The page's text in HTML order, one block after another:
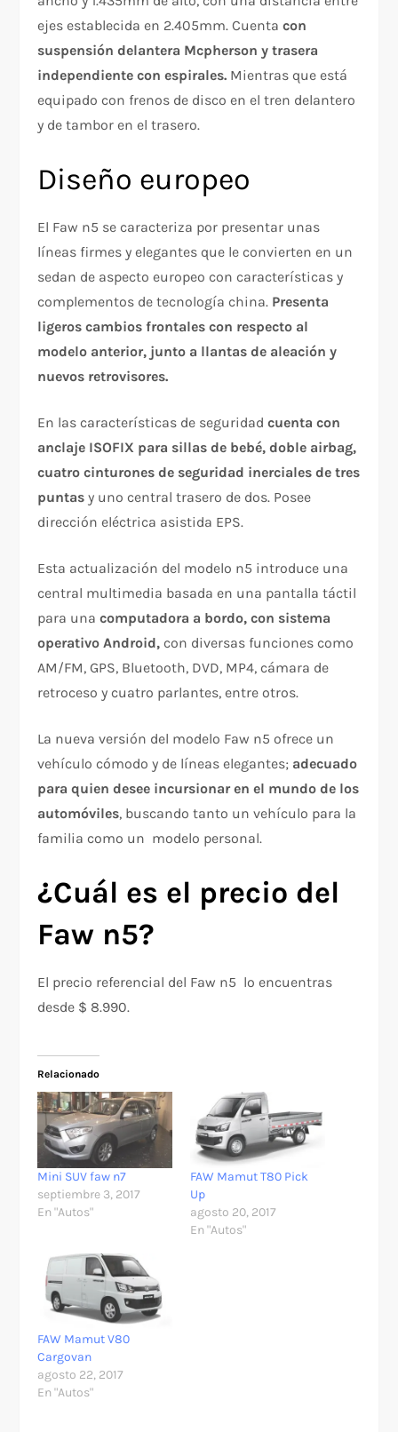
ejes establecida en 2.405mm. Cuentacon
suspensión delantera Mcpherson y trasera
independiente con espirales. Mientras que está
equipado con frenos de disco en el tren delantero
y de tambor en el trasero.
Diseño europeo
El Faw n5 se caracteriza por presentar unas
líneas firmes y elegantes que le convierten en un
sedan de aspecto europeo con características y
complementos de tecnología china. Presenta
ligeros cambios frontales con respecto al
modelo anterior, junto a llantas de aleación y
nuevos retrovisores.
En las características de seguridadcuenta con
anclaje ISOFIX para sillas de bebé, doble airbag,
cuatro cinturones de seguridad inerciales de tres
puntas y uno central trasero de dos. Posee
dirección eléctrica asistida EPS.
Esta actualización del modelo n5 introduce una
central multimedia basada en una pantalla táctil
para una computadora a bordo, con sistema
operativo Android, con diversas funciones como
AM/FM, GPS, Bluetooth, DVD, MP4, cámara de
retroceso y cuatro parlantes, entre otros.
La nueva versión del modelo Faw n5 ofrece un
vehículo cómodo y de líneas elegantes; adecuado
para quien desee incursionar en el mundo de los
automóviles, buscando tanto un vehículo para la
familia como un modelo personal.
¿Cuál es el precio del
Faw n5?
El precio referencial del Faw n5 lo encuentras
desde $ 8.990.
Relacionado
Mini SUV faw n7
septiembre 3, 2017
En "Autos"
FAW Mamut T80 Pick
Up
agosto 20, 2017
En "Autos"
FAW Mamut V80
Cargovan
agosto 22, 2017
En "Autos"